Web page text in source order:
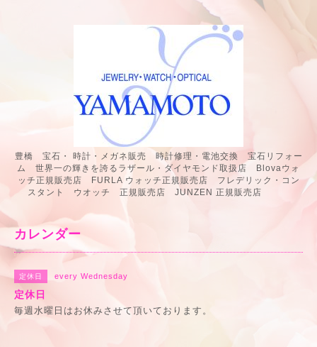
豊橋 宝石・ 時計・メガネ販売 時計修理・電池交換 宝石リフォー
ム 世界一の輝きを誇るラザール・ダイヤモンド取扱店 Blovaウォ
ッチ正規販売店 FURLA ウォッチ正規販売店 フレデリック・コン
スタント ウオッチ 正規販売店 JUNZEN 正規販売店
カレンダー
定休日 every Wednesday
定休日
毎週水曜日はお休みさせて頂いております。